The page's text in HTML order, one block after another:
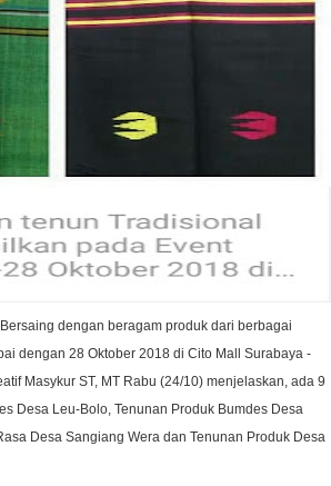
dengan beragam produk dari berbagai
dengan 28 Oktober 2018 di Cito Mall Surabaya -
Masykur ST, MT Rabu (24/10) menjelaskan, ada 9
Desa Leu-Bolo, Tenunan Produk Bumdes Desa
Desa Sangiang Wera dan Tenunan Produk Desa